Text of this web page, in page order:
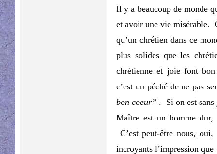
Il y a beaucoup de monde
et avoir une vie misérable.
qu’un chrétien dans ce
plus solides que les
chrétienne et joie font
c’est un péché de ne pas
bon coeur” . Si on est sans
Maître est un homme
C’est peut-être nous,
incroyants l’impression